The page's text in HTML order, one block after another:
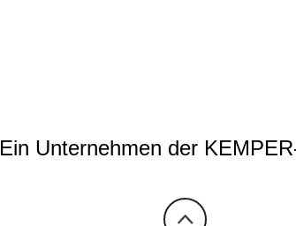
Ein Unternehmen der